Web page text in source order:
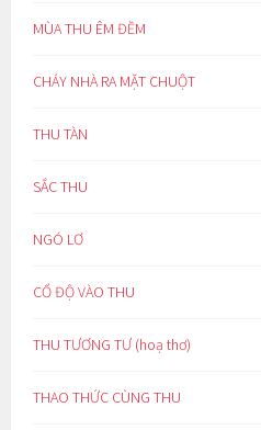
MÙA THU ÊM ĐỀM
CHÁY NHÀ RA MẶT CHUỘT
THU TÀN
SẮC THU
NGÓ LƠ
CỔ ĐỘ VÀO THU
THU TƯƠNG TƯ (hoạ thơ)
THAO THỨC CÙNG THU